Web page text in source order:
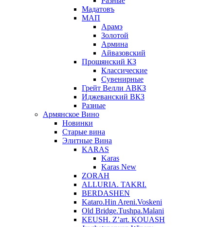
Мадатовъ
МАП
Арамэ
Золотой
Армина
Айвазовский
Прошянский КЗ
Классические
Сувенирные
Грейт Велли АВКЗ
Иджеванский ВКЗ
Разные
Армянское Вино
Новинки
Старые вина
Элитные Вина
KARAS
Karas
Karas New
ZORAH
ALLURIA. TAKRI.
BERDASHEN
Kataro.Hin Areni.Voskeni
Old Bridge.Tushpa.Malani
KEUSH. Z’art. KOUASH